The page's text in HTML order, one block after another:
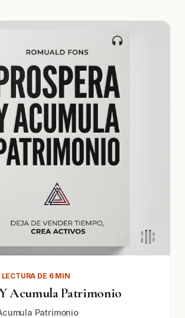
LECTURA DE 6 MIN
Acumula Patrimonio
Patrimonio